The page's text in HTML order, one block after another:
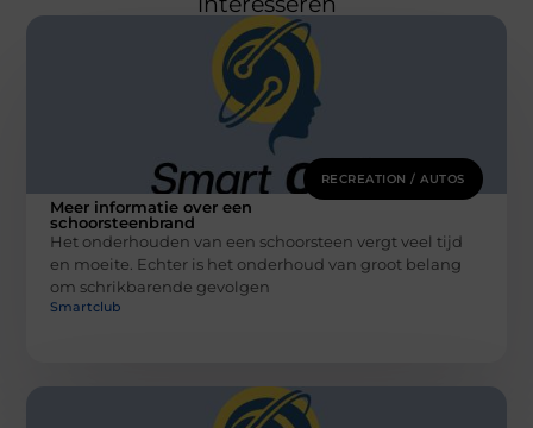
RECREATION / AUTOS
Meer informatie over een
schoorsteenbrand
Het onderhouden van een schoorsteen vergt veel tijd
en moeite. Echter is het onderhoud van groot belang
om schrikbarende gevolgen
Smartclub